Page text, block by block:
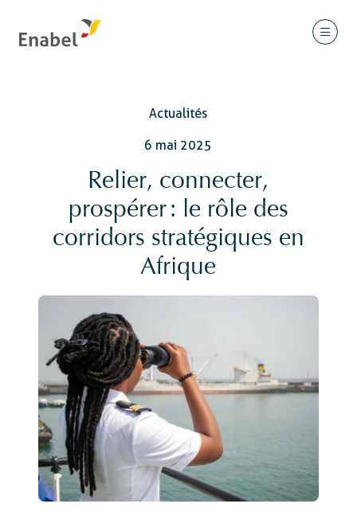
Actualités
6 mai 2025
Relier, connecter,
prospérer : le rôle des
corridors stratégiques en
Afrique